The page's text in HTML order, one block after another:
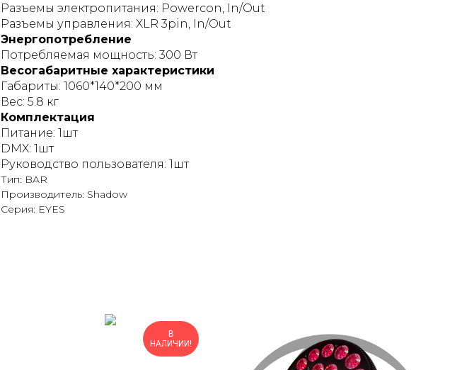
Разъемы электропитания: Powercon, In/Out
Разъемы управления: XLR 3pin, In/Out
Энергопотребление
Потребляемая мощность: 300 Вт
Весогабаритные характеристики
Габариты: 1060*140*200 мм
Вес: 5.8 кг
Комплектация
Питание: 1шт
DMX: 1шт
Руководство пользователя: 1шт
Тип: BAR
Производитель: Shadow
Серия: EYES
В
НАЛИЧИИ!